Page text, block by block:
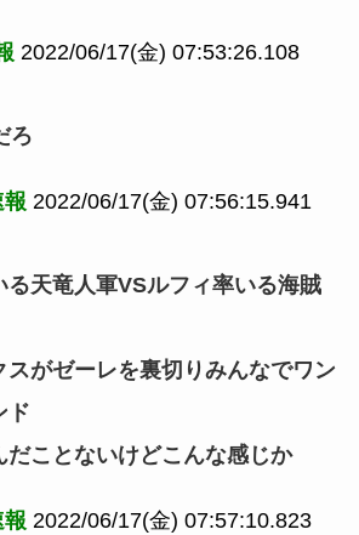
2022/06/17(金) 07:53:26.108
ろ
2022/06/17(金) 07:56:15.941
る天竜人軍VSルフィ率いる海賊
スがゼーレを裏切りみんなでワン
ド
だことないけどこんな感じか
2022/06/17(金) 07:57:10.823